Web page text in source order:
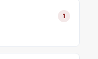
1